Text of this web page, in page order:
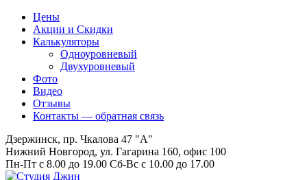
Цены
Акции и Скидки
Калькуляторы
Одноуровневый
Двухуровневый
Фото
Видео
Отзывы
Контакты — обратная связь
Дзержинск, пр. Чкалова 47 "А"
Нижний Новгород, ул. Гагарина 160, офис 100
Пн-Пт с 8.00 до 19.00 Сб-Вс с 10.00 до 17.00